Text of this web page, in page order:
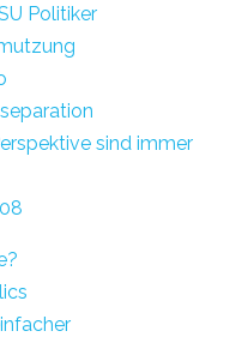
Politiker
sind immer